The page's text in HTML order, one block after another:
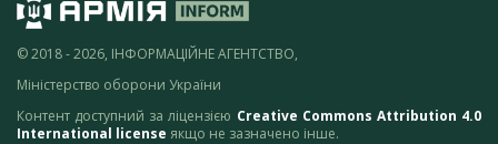
© 2018 - 2026, ІНФОРМАЦІЙНЕ АГЕНТСТВО,
Міністерство оборони України
Контент доступний за ліцензією Creative Commons Attribution 4.0
International license якщо не зазначено інше.